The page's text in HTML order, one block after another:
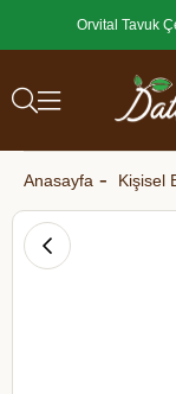
Orvital Tavuk
Anasayfa Kişisel